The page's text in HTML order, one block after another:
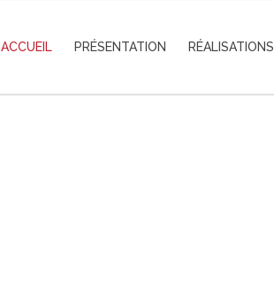
ACCUEIL PRÉSENTATION RÉALISATIONS